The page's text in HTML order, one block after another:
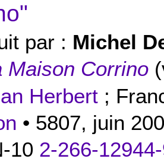
par : Michel
Maison Corrino
Herbert ;
• 5807, juin
10 2-266-